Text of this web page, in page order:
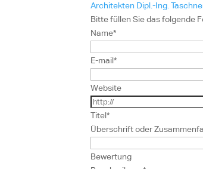
Architekten Dipl.-Ing.
Bitte füllen Sie das folgende
Name*
E-mail*
Website
Titel*
Überschrift oder
Bewertung